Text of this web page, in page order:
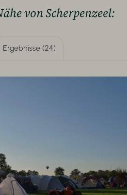
von Scherpenzeel:
Ergebnisse (24)